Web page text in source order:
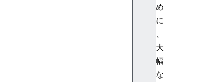
め
に
大
幅
な